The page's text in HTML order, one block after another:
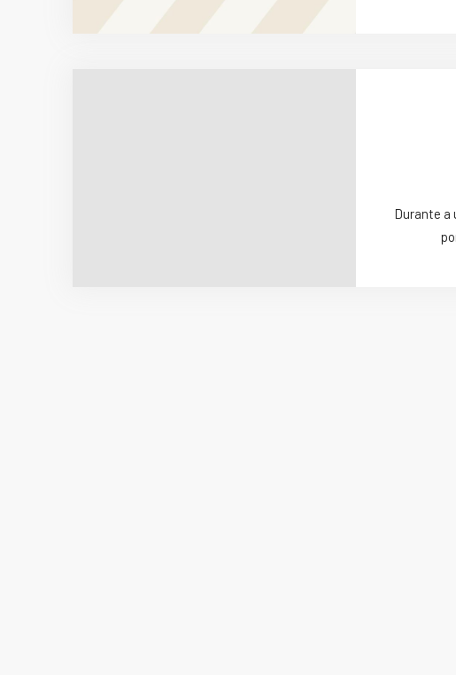
Durante a